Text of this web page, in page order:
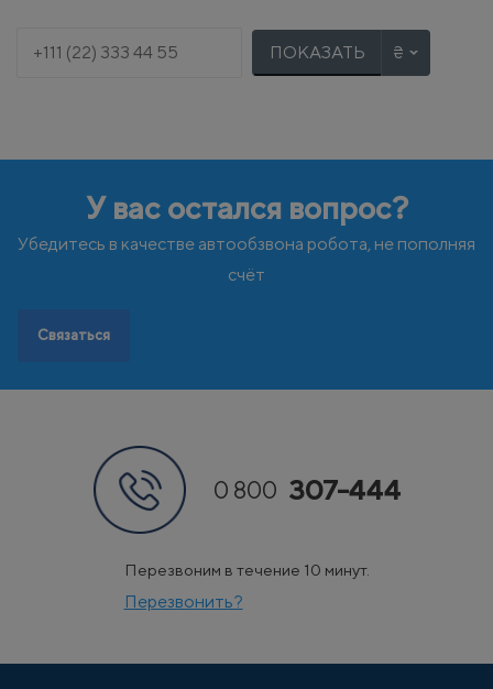
Словакия
Словения
Черногория
Ш
Швейцария
Швеция
ПОКАЗАТЬ
У вас остался вопрос?
Убедитесь в качестве автообзвона робота, не пополняя
счёт
Связаться
0 800 307-444
Перезвоним в течение 10 минут.
Перезвонить?